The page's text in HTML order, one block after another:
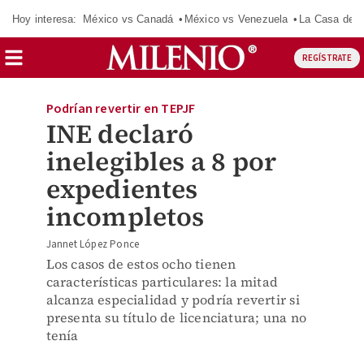
Hoy interesa: México vs Canadá México vs Venezuela La Casa de
REGÍSTRATE
INE declaró
inelegibles a 8 por
expedientes
incompletos
Podrían revertir en TEPJF
Jannet López Ponce
Los casos de estos ocho tienen
características particulares: la mitad
alcanza especialidad y podría revertir si
presenta su título de licenciatura; una no
tenía